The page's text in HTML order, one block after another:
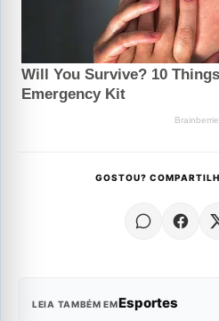
GOSTOU?
LEIA TAMBÉM EMEsportes